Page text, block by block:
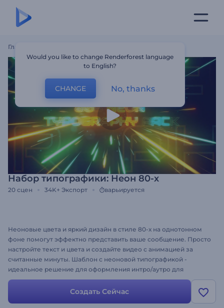
Главная
Набор типографики: Неон 80-х
20 сцен 34K+ Экспорт варьируется
Неоновые цвета и яркий дизайн в стиле 80-х на однотонном
фоне помогут эффектно представить ваше сообщение. Просто
настройте текст и цвета и создайте видео с анимацией за
считанные минуты. Шаблон с неоновой типографикой -
идеальное решение для оформления интро/аутро для
YouTube, видео с текстом песен, анимированных цитат и
других проектов. Проявите творческий подход - создайте свое
видео!
Создать Сейчас
Would you like to change Renderforest language
to English?
CHANGE No, thanks